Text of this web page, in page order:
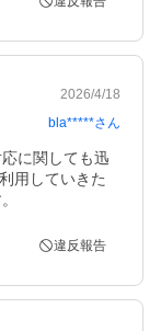
2026/4/18
bla*****さん
に関しても迅
用していきた
違反報告